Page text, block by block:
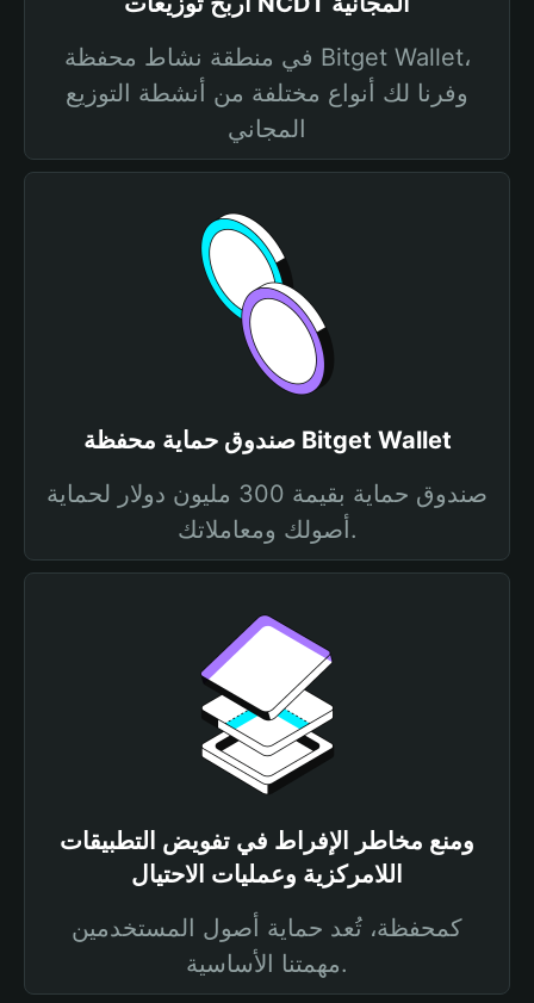
في منطقة نشاط محفظة Bitget Wallet،
وفرنا لك أنواع مختلفة من أنشطة التوزيع
المجاني
صندوق حماية محفظة Bitget Wallet
صندوق حماية بقيمة 300 مليون دولار لحماية
أصولك ومعاملاتك.
ومنع مخاطر الإفراط في تفويض التطبيقات
اللامركزية وعمليات الاحتيال
كمحفظة، تُعد حماية أصول المستخدمين
مهمتنا الأساسية.